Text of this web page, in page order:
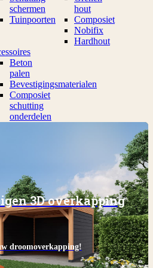
schermen
Tuinpoorten
hout
Composiet
Nobifix
Hardhout
Beton
palen
Bevestigingsmaterialen
Composiet
schutting
onderdelen
3D overkapping
droomoverkapping!